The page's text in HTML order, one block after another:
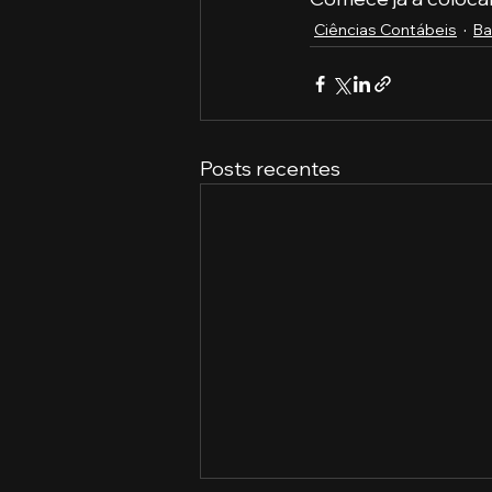
Ciências Contábeis
Posts recentes